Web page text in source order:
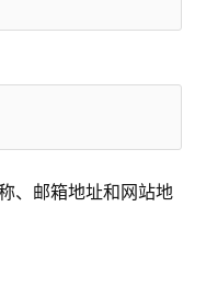
、邮箱地址和网站地